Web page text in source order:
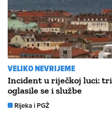
VELIKO NEVRIJEME
Incident u riječkoj luci:
oglasile se i službe
Rijeka i PGŽ